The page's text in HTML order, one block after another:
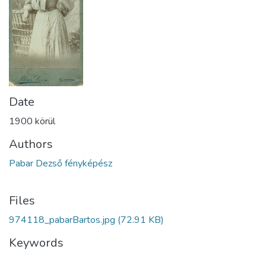
Date
1900 körül
Authors
Pabar Dezső fényképész
Files
974118_pabarBartos.jpg (72.91 KB)
Keywords